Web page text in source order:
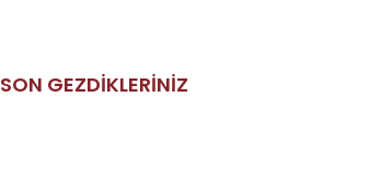
SON GEZDİKLERİNİZ